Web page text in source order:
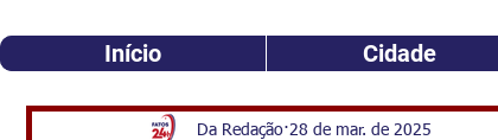
Início Cidade
Da Redação 28 de mar. de 2025